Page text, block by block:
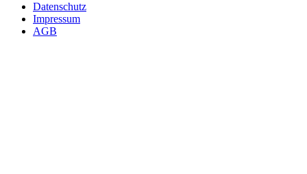
Datenschutz
Impressum
AGB